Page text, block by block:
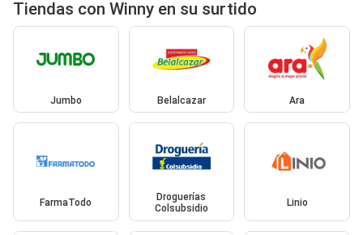
Tiendas con Winny en su surtido
Jumbo Belalcazar Ara
FarmaTodo
Droguerías
Colsubsidio
Linio